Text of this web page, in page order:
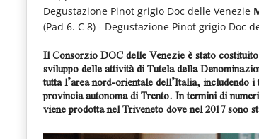
Degustazione Pinot grigio Doc delle Venezie
(Pad 6. C 8) - Degustazione Pinot grigio Doc
IlConsorzio DOC delle Venezieè stato
sviluppo delle attività di Tutela della
tutta l’area nord-orientale dell’Italia,
provincia autonoma di Trento. In termini di
viene prodotta nel Triveneto dove nel 2017 sono